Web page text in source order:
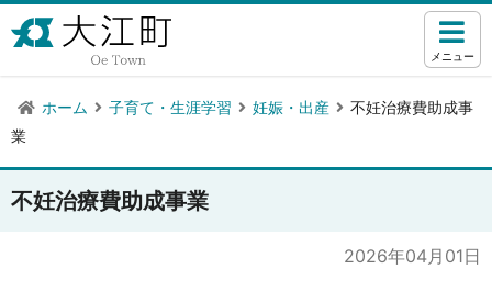
メニュー
ホーム 子育て・生涯学習 妊娠・出産
不妊治療費助成事
業
不妊治療費助成事業
2026年04月01日